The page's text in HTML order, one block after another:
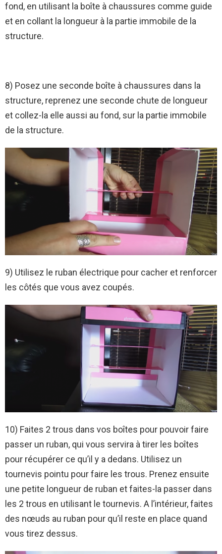
fond, en utilisant la boîte à chaussures comme guide
et en collant la longueur à la partie immobile de la
structure.
8) Posez une seconde boîte à chaussures dans la
structure, reprenez une seconde chute de longueur
et collez-la elle aussi au fond, sur la partie immobile
de la structure.
9) Utilisez le ruban électrique pour cacher et renforcer
les côtés que vous avez coupés.
10) Faites 2 trous dans vos boîtes pour pouvoir faire
passer un ruban, qui vous servira à tirer les boîtes
pour récupérer ce qu’il y a dedans. Utilisez un
tournevis pointu pour faire les trous. Prenez ensuite
une petite longueur de ruban et faites-la passer dans
les 2 trous en utilisant le tournevis. A l’intérieur, faites
des nœuds au ruban pour qu’il reste en place quand
vous tirez dessus.